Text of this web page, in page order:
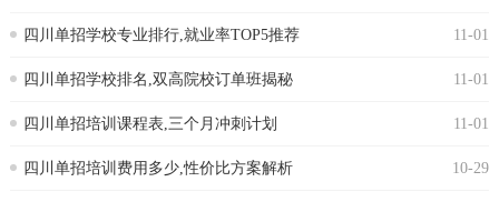
四川单招学校专业排行,就业率TOP5推荐 11-01
四川单招学校排名,双高院校订单班揭秘 11-01
四川单招培训课程表,三个月冲刺计划 11-01
四川单招培训费用多少,性价比方案解析 10-29